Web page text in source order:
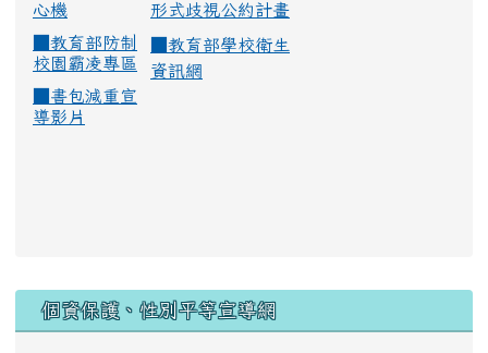
心機
形式歧視公約計畫
教育部防制
校園霸凌專區
教育部學校衛生
資訊網
書包減重宣
導影片
個資保護、性別平等宣導網